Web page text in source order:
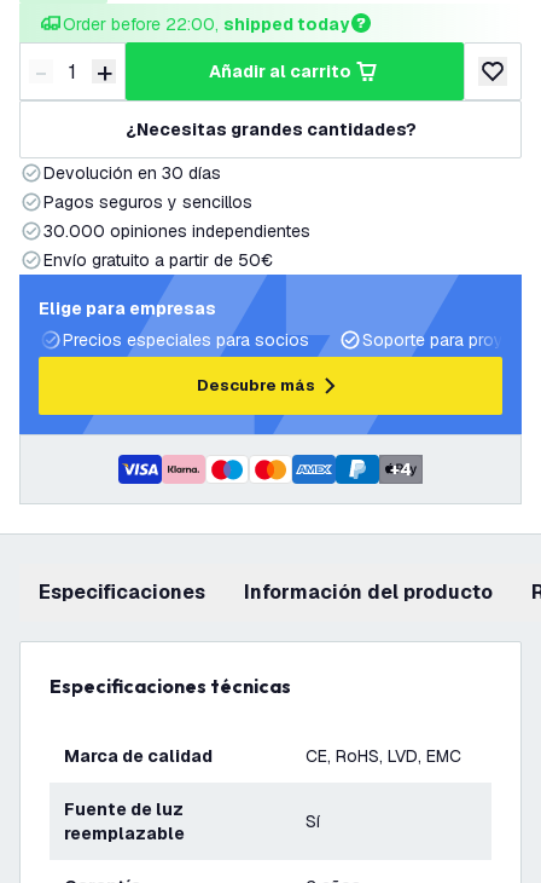
Order before 22:00, shipped today
Disminuir cantidad
- Aumentar cantidad
+ añadir al carrito
añadir
¿Necesitas grandes cantidades?
Devolución en 30 días
Pagos seguros y sencillos
30.000 opiniones independientes
Envío gratuito a partir de 50€
Elige para empresas
Precios especiales para socios
Soporte para
Descubre más
+4
Especificaciones información del producto
Especificaciones técnicas
Marca de calidad CE, RoHS, LVD, EMC
Fuente de luz
reemplazable
Sí